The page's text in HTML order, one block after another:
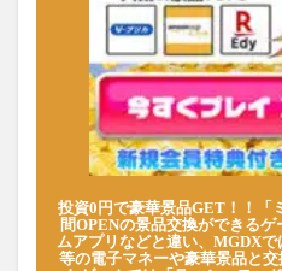
投資0円で豪華景品GET！！「
間OPENの景品交換ができる
ムアプリなどと違い、MGDXで
等の電子マネーや豪華景品と